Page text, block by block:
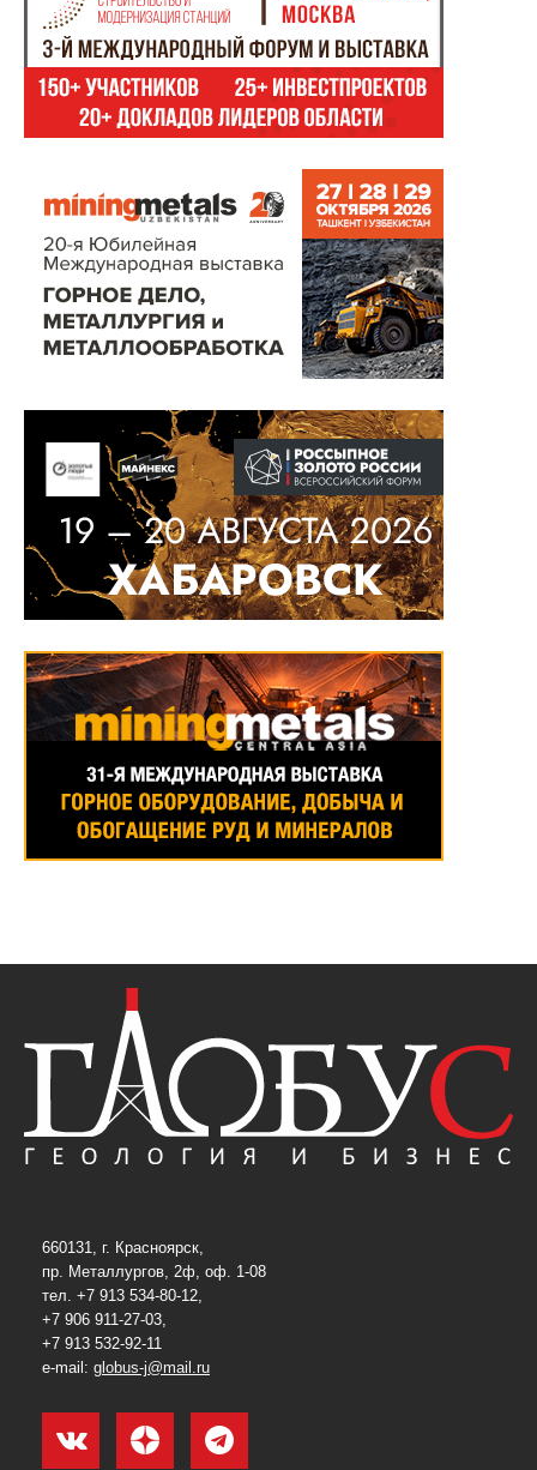
660131, г. Красноярск,
пр. Металлургов, 2ф, оф. 1-08
тел. +7 913 534-80-12,
+7 906 911-27-03,
+7 913 532-92-11
e-mail: globus-j@mail.ru